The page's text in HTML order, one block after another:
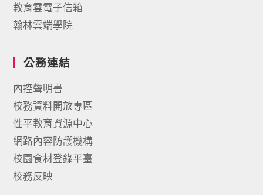
教育雲電子信箱
翰林雲端學院
公務連結
內控聲明書
校務資料開放專區
性平教育資源中心
網路內容防護機構
校園食材登錄平臺
校務反映